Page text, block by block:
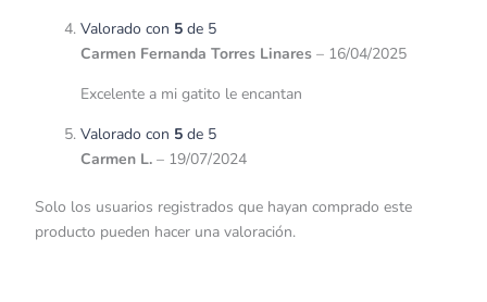
Valorado con 5 de 5
Carmen Fernanda Torres Linares – 16/04/2025
Excelente a mi gatito le encantan
Valorado con 5 de 5
Carmen L. – 19/07/2024
Solo los usuarios registrados que hayan comprado este
producto pueden hacer una valoración.